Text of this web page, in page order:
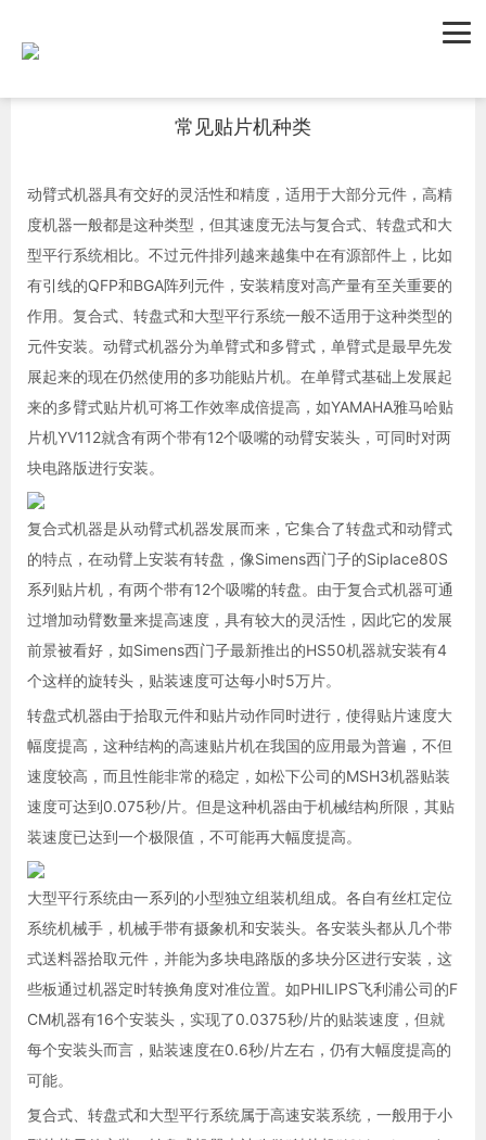
常见贴片机种类
动臂式机器具有交好的灵活性和精度，适用于大部分元件，高精
度机器一般都是这种类型，但其速度无法与复合式、转盘式和大
型平行系统相比。不过元件排列越来越集中在有源部件上，比如
有引线的QFP和BGA阵列元件，安装精度对高产量有至关重要的
作用。复合式、转盘式和大型平行系统一般不适用于这种类型的
元件安装。动臂式机器分为单臂式和多臂式，单臂式是最早先发
展起来的现在仍然使用的多功能贴片机。在单臂式基础上发展起
来的多臂式贴片机可将工作效率成倍提高，如YAMAHA雅马哈贴
片机YV112就含有两个带有12个吸嘴的动臂安装头，可同时对两
块电路版进行安装。
复合式机器是从动臂式机器发展而来，它集合了转盘式和动臂式
的特点，在动臂上安装有转盘，像Simens西门子的Siplace80S
系列贴片机，有两个带有12个吸嘴的转盘。由于复合式机器可通
过增加动臂数量来提高速度，具有较大的灵活性，因此它的发展
前景被看好，如Simens西门子最新推出的HS50机器就安装有4
个这样的旋转头，贴装速度可达每小时5万片。
转盘式机器由于拾取元件和贴片动作同时进行，使得贴片速度大
幅度提高，这种结构的高速贴片机在我国的应用最为普遍，不但
速度较高，而且性能非常的稳定，如松下公司的MSH3机器贴装
速度可达到0.075秒/片。但是这种机器由于机械结构所限，其贴
装速度已达到一个极限值，不可能再大幅度提高。
大型平行系统由一系列的小型独立组装机组成。各自有丝杠定位
系统机械手，机械手带有摄象机和安装头。各安装头都从几个带
式送料器拾取元件，并能为多块电路版的多块分区进行安装，这
些板通过机器定时转换角度对准位置。如PHILIPS飞利浦公司的F
CM机器有16个安装头，实现了0.0375秒/片的贴装速度，但就
每个安装头而言，贴装速度在0.6秒/片左右，仍有大幅度提高的
可能。
复合式、转盘式和大型平行系统属于高速安装系统，一般用于小